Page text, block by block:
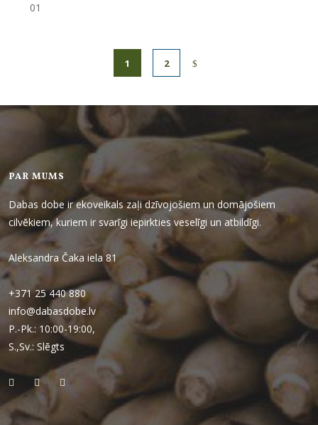
01
1 2
PAR MUMS
Dabas dobe ir ekoveikals zaļi dzīvojošiem un domājošiem
cilvēkiem, kuriem ir svarīgi iepirkties veselīgi un atbildīgi.
Aleksandra Čaka iela 81
+371 25 440 880
info@dabasdobe.lv
P.-Pk.: 10:00-19:00,
S.,Sv.: Slēgts